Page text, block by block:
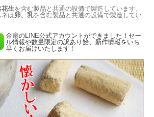
花生を含む製品と共通の設備で製造しています。
は卵、乳を含む製品と共通の設備で製造してい
金扇のLINE公式アカウントができました！セー
ル情報や数量限定の訳あり飴、新作情報をいち
早くお届けいたします！